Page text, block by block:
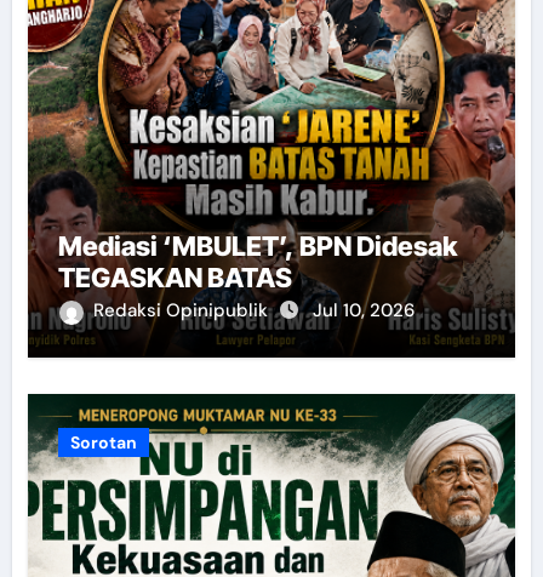
Mediasi ‘MBULET’, BPN Didesak
TEGASKAN BATAS
Redaksi Opinipublik Jul 10, 2026
Sorotan